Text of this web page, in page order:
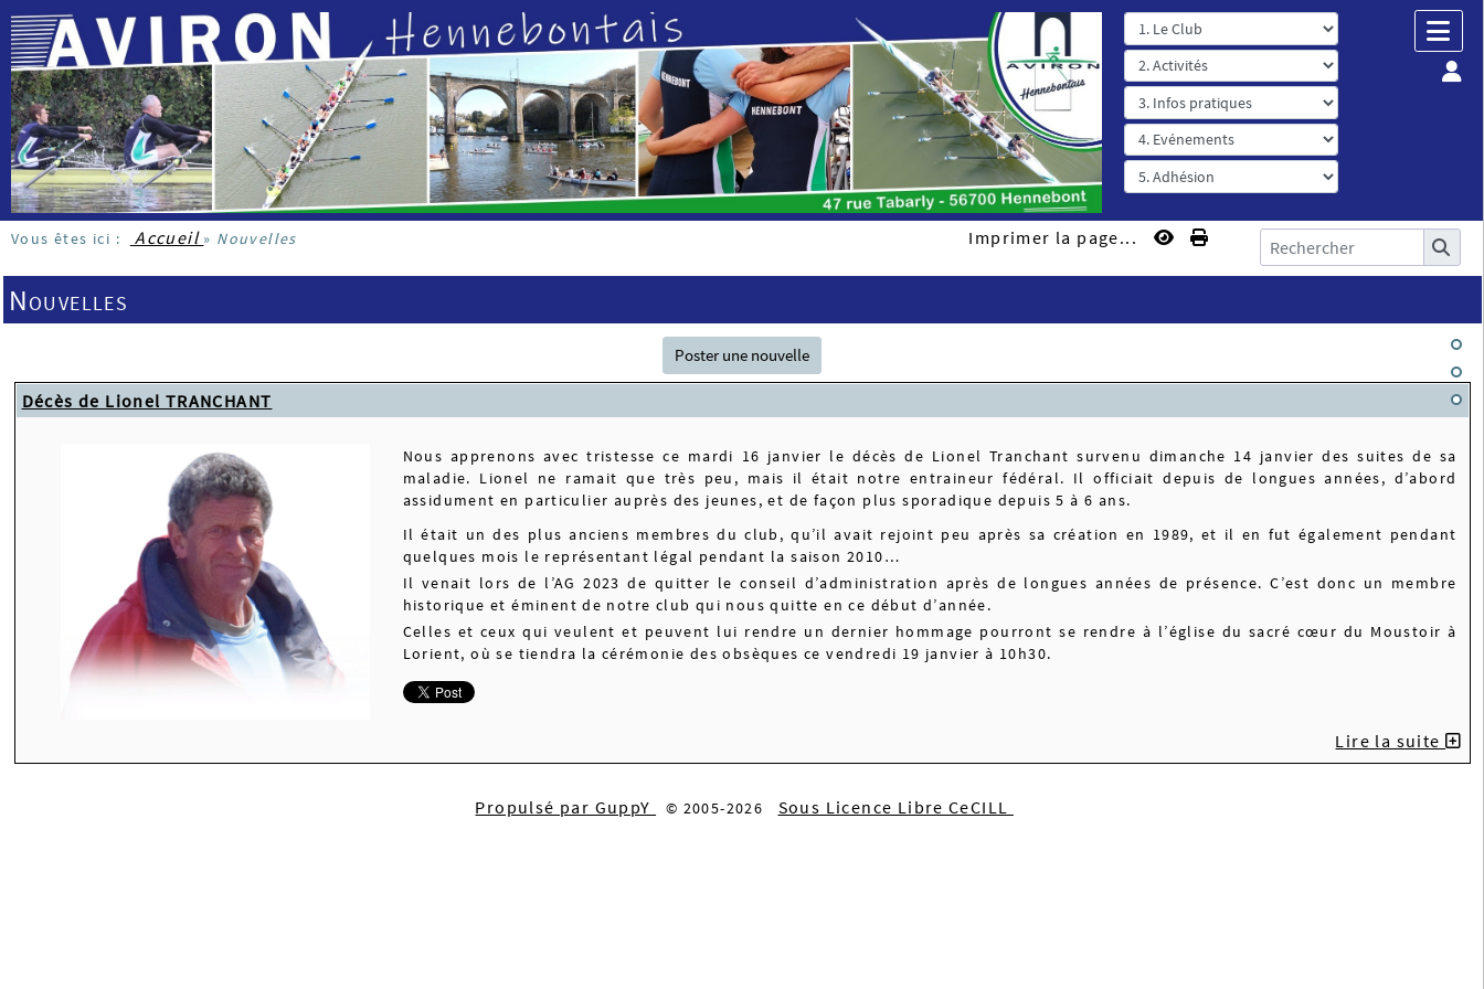
Vous êtes ici : Accueil » Nouvelles Imprimer la page...
Nouvelles
Poster une nouvelle
Décès de Lionel TRANCHANT
Nous apprenons avec tristesse ce mardi 16 janvier le décès de Lionel Tranchant survenu dimanche 14 janvier des suites de sa
maladie. Lionel ne ramait que très peu, mais il était notre entraineur fédéral. Il officiait depuis de longues années, d’abord
assidument en particulier auprès des jeunes, et de façon plus sporadique depuis 5 à 6 ans.
Il était un des plus anciens membres du club, qu’il avait rejoint peu après sa création en 1989, et il en fut également pendant
quelques mois le représentant légal pendant la saison 2010…
Il venait lors de l’AG 2023 de quitter le conseil d’administration après de longues années de présence. C’est donc un membre
historique et éminent de notre club qui nous quitte en ce début d’année.
Celles et ceux qui veulent et peuvent lui rendre un dernier hommage pourront se rendre à l’église du sacré cœur du Moustoir à
Lorient, où se tiendra la cérémonie des obsèques ce vendredi 19 janvier à 10h30.
Lire la suite
Propulsé par GuppY © 2005-2026 Sous Licence Libre CeCILL